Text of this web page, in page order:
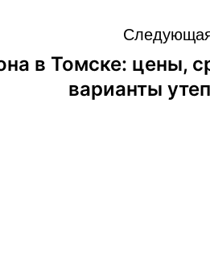
в Томске: цены,
варианты